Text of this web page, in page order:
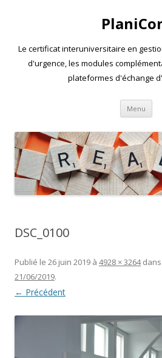
Le certificat interuniversitaire en
d'urgence, les modules
plateformes d'échange
Menu
DSC_0100
Publié le 26 juin 2019 à 4928 × 3264dans
21/06/2019.
← Précédent